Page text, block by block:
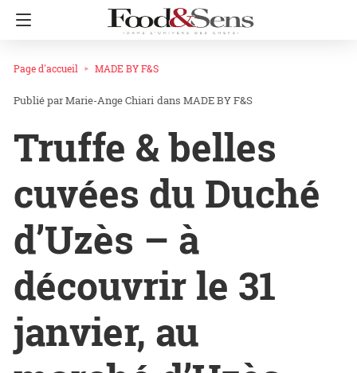
Page d'accueil MADE BY F&S
Marie-Ange Chiari dans MADE BY F&S
Truffe & belles
cuvées du Duché
d’Uzès – à
découvrir le 31
janvier, au